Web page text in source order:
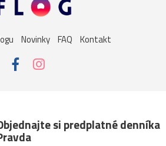
Novinky FAQ Kontakt
si predplatné denníka